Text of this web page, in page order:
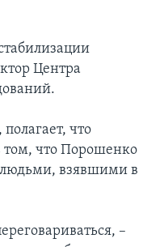
Центра
что
том, что Порошенко
людьми, взявшими в
–